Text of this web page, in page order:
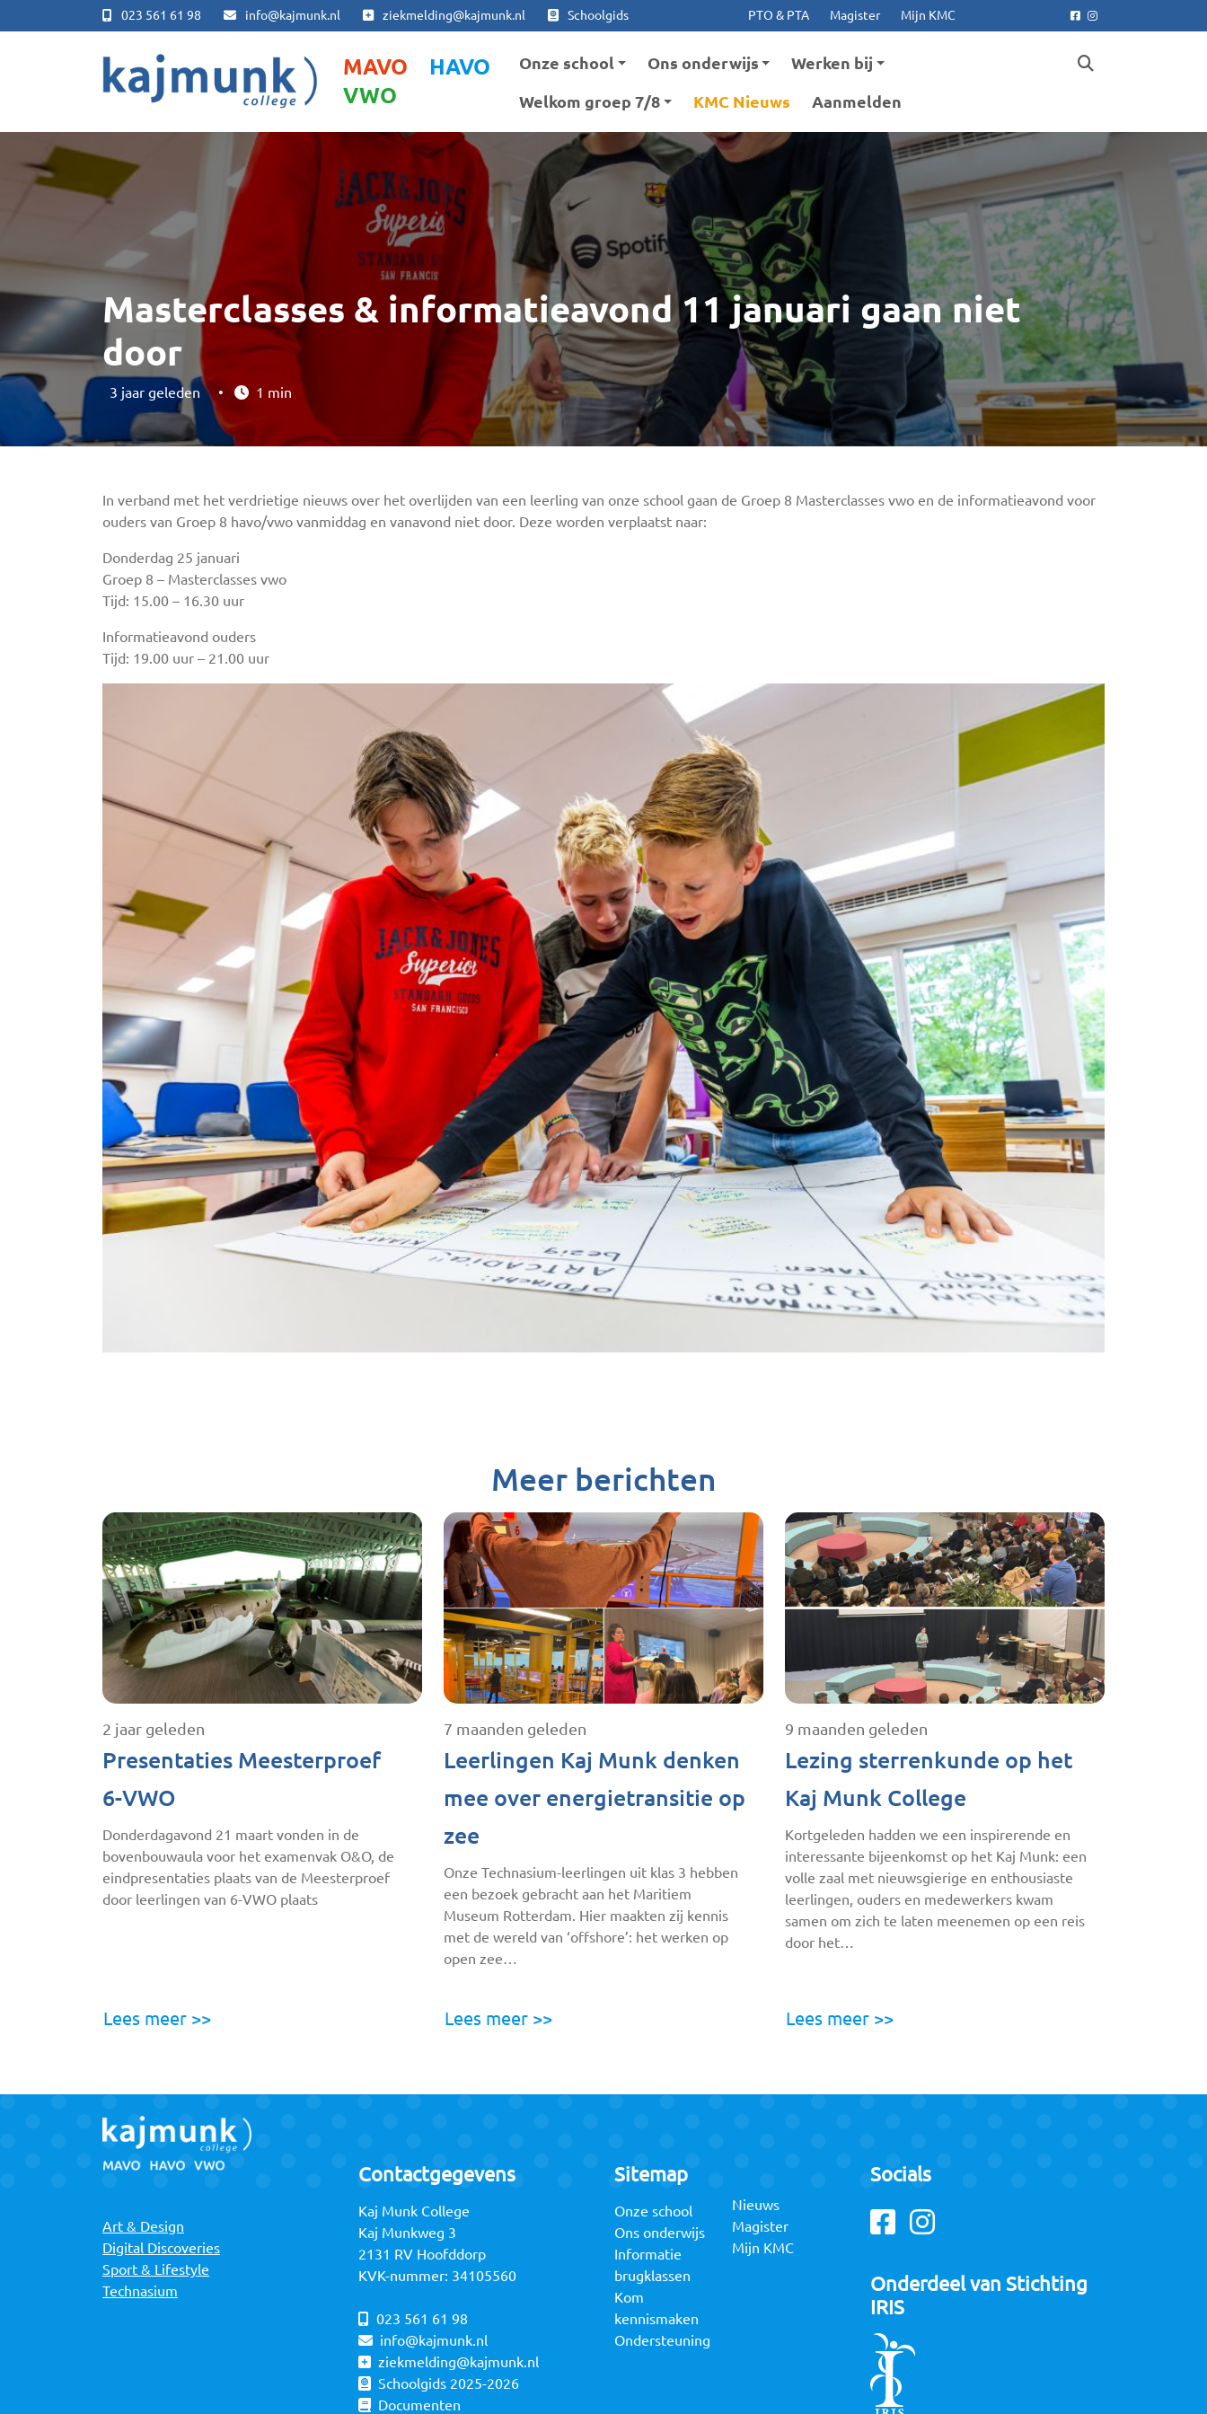
Ga naar hoofdinhoud
Ga naar footer
023 561 61 98 info@kajmunk.nl ziekmelding@kajmunk.nl Schoolgids PTO & PTA Magister Mijn KMC Facebook
Instagram
MAVO
HAVO
VWO
Onze school Ons onderwijs Werken bij
Welkom groep 7/8 KMC Nieuws Aanmelden
Masterclasses & informatieavond 11 januari gaan niet
door
3 jaar geleden • 1 min
In verband met het verdrietige nieuws over het overlijden van een leerling van onze school gaan de Groep 8 Masterclasses vwo en de informatieavond voor
ouders van Groep 8 havo/vwo vanmiddag en vanavond niet door. Deze worden verplaatst naar:
Donderdag 25 januari
Groep 8 – Masterclasses vwo
Tijd: 15.00 – 16.30 uur
Informatieavond ouders
Tijd: 19.00 uur – 21.00 uur
Meer berichten
2 jaar geleden
Presentaties Meesterproef
6-VWO
Donderdagavond 21 maart vonden in de
bovenbouwaula voor het examenvak O&O, de
eindpresentaties plaats van de Meesterproef
door leerlingen van 6-VWO plaats
Lees meer >>
7 maanden geleden
Leerlingen Kaj Munk denken
mee over energietransitie op
zee
Onze Technasium-leerlingen uit klas 3 hebben
een bezoek gebracht aan het Maritiem
Museum Rotterdam. Hier maakten zij kennis
met de wereld van ‘offshore’: het werken op
open zee…
Lees meer >>
9 maanden geleden
Lezing sterrenkunde op het
Kaj Munk College
Kortgeleden hadden we een inspirerende en
interessante bijeenkomst op het Kaj Munk: een
volle zaal met nieuwsgierige en enthousiaste
leerlingen, ouders en medewerkers kwam
samen om zich te laten meenemen op een reis
door het…
Lees meer >>
Art & Design
Digital Discoveries
Sport & Lifestyle
Technasium
Contactgegevens
Kaj Munk College
Kaj Munkweg 3
2131 RV Hoofddorp
KVK-nummer: 34105560
023 561 61 98
info@kajmunk.nl
ziekmelding@kajmunk.nl
Schoolgids 2025-2026
Documenten
Sitemap
Onze school
Ons onderwijs
Informatie
brugklassen
Kom
kennismaken
Ondersteuning
Nieuws
Magister
Mijn KMC
Socials
Facebook
Instagram
Onderdeel van Stichting
IRIS